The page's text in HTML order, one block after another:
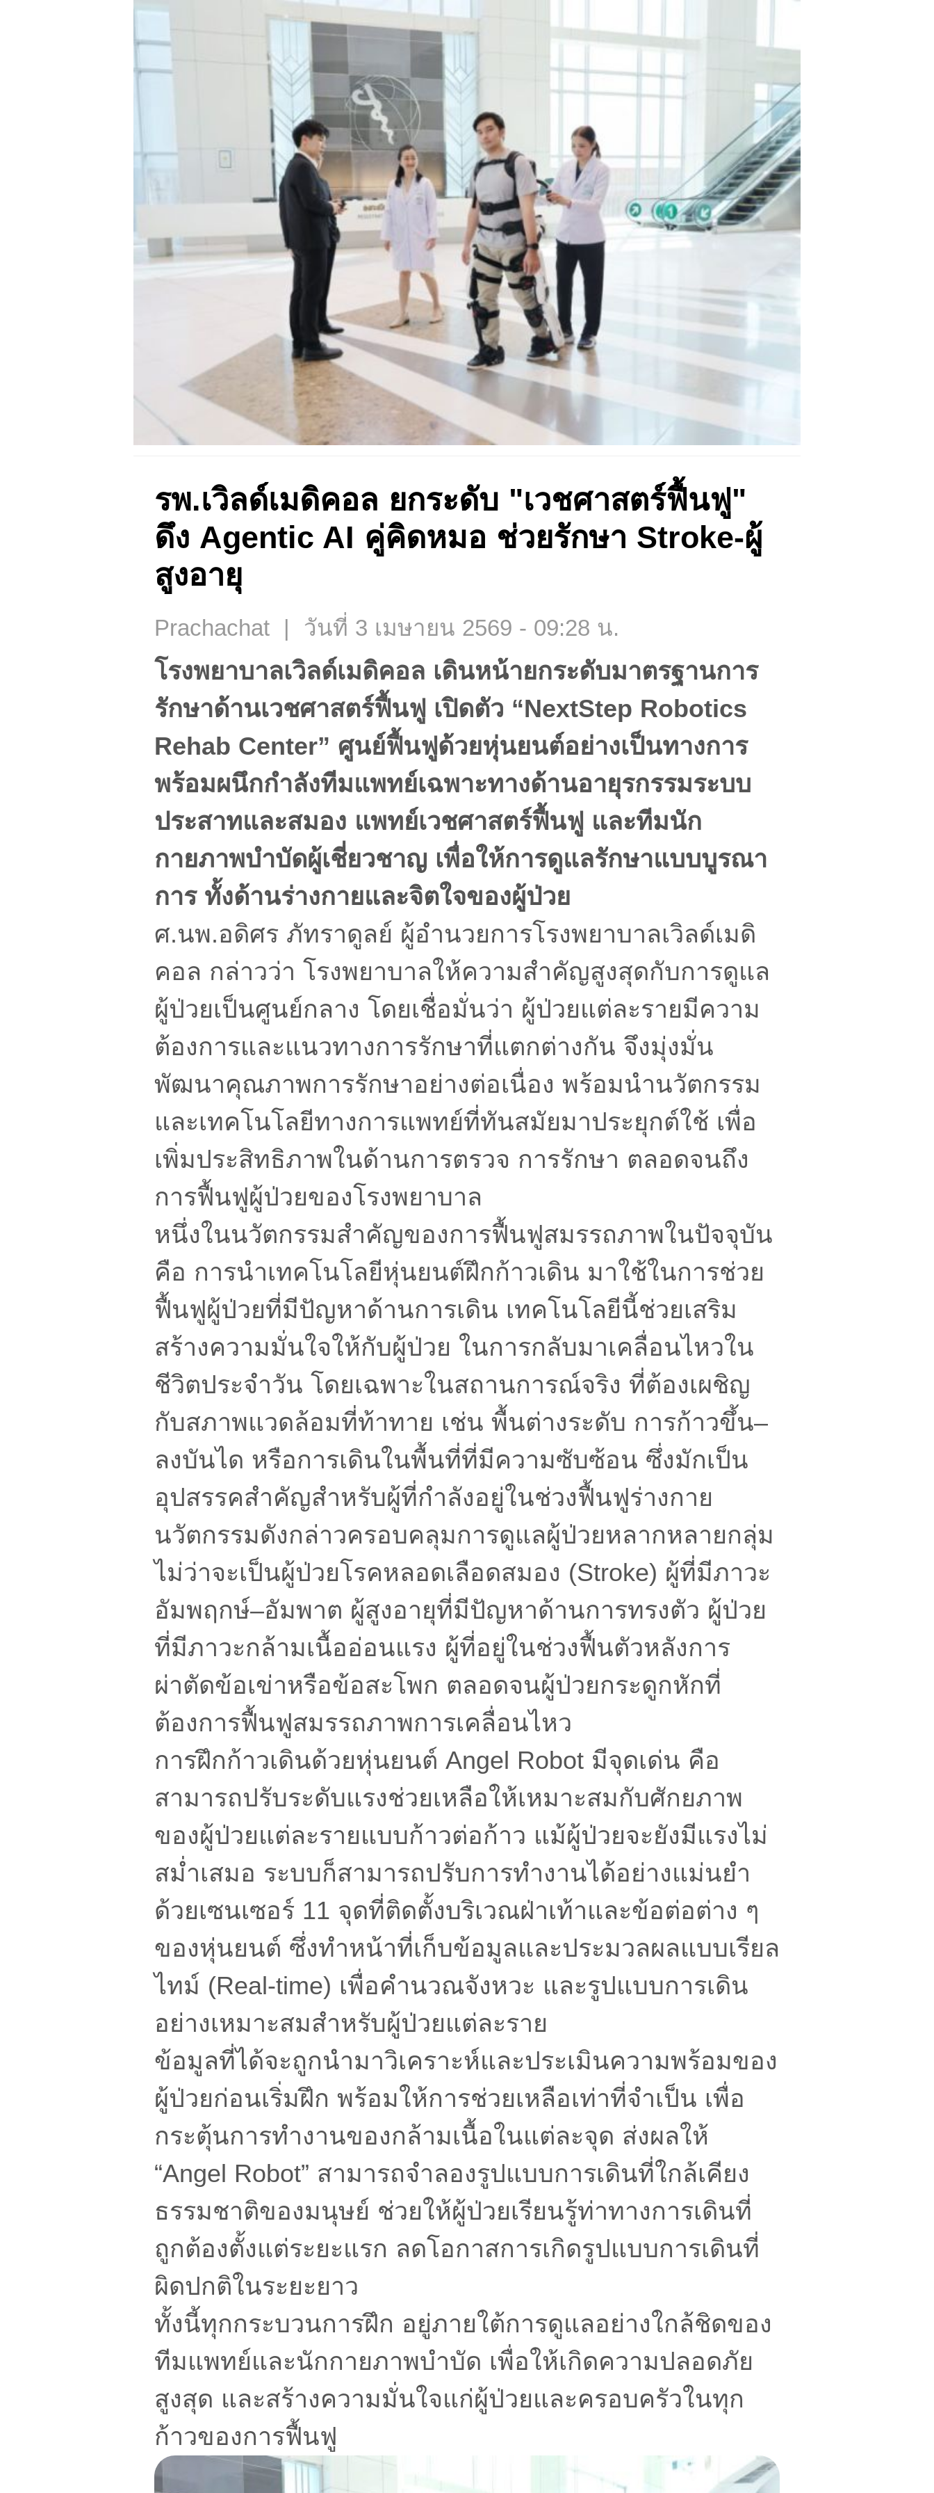
รพ.เวิลด์เมดิคอล ยกระดับ "เวชศาสตร์ฟื้นฟู"
ดึง Agentic AI คู่คิดหมอ ช่วยรักษา Stroke-ผู้
สูงอายุ
Prachachat | วันที่ 3 เมษายน 2569 - 09:28 น.
โรงพยาบาลเวิลด์เมดิคอล เดินหน้ายกระดับมาตรฐานการ
รักษาด้านเวชศาสตร์ฟื้นฟู เปิดตัว “NextStep Robotics
Rehab Center” ศูนย์ฟื้นฟูด้วยหุ่นยนต์อย่างเป็นทางการ
พร้อมผนึกกำลังทีมแพทย์เฉพาะทางด้านอายุรกรรมระบบ
ประสาทและสมอง แพทย์เวชศาสตร์ฟื้นฟู และทีมนัก
กายภาพบำบัดผู้เชี่ยวชาญ เพื่อให้การดูแลรักษาแบบบูรณา
การ ทั้งด้านร่างกายและจิตใจของผู้ป่วย
ศ.นพ.อดิศร ภัทราดูลย์ ผู้อำนวยการโรงพยาบาลเวิลด์เมดิ
คอล กล่าวว่า โรงพยาบาลให้ความสำคัญสูงสุดกับการดูแล
ผู้ป่วยเป็นศูนย์กลาง โดยเชื่อมั่นว่า ผู้ป่วยแต่ละรายมีความ
ต้องการและแนวทางการรักษาที่แตกต่างกัน จึงมุ่งมั่น
พัฒนาคุณภาพการรักษาอย่างต่อเนื่อง พร้อมนำนวัตกรรม
และเทคโนโลยีทางการแพทย์ที่ทันสมัยมาประยุกต์ใช้ เพื่อ
เพิ่มประสิทธิภาพในด้านการตรวจ การรักษา ตลอดจนถึง
การฟื้นฟูผู้ป่วยของโรงพยาบาล
หนึ่งในนวัตกรรมสำคัญของการฟื้นฟูสมรรถภาพในปัจจุบัน
คือ การนำเทคโนโลยีหุ่นยนต์ฝึกก้าวเดิน มาใช้ในการช่วย
ฟื้นฟูผู้ป่วยที่มีปัญหาด้านการเดิน เทคโนโลยีนี้ช่วยเสริม
สร้างความมั่นใจให้กับผู้ป่วย ในการกลับมาเคลื่อนไหวใน
ชีวิตประจำวัน โดยเฉพาะในสถานการณ์จริง ที่ต้องเผชิญ
กับสภาพแวดล้อมที่ท้าทาย เช่น พื้นต่างระดับ การก้าวขึ้น–
ลงบันได หรือการเดินในพื้นที่ที่มีความซับซ้อน ซึ่งมักเป็น
อุปสรรคสำคัญสำหรับผู้ที่กำลังอยู่ในช่วงฟื้นฟูร่างกาย
นวัตกรรมดังกล่าวครอบคลุมการดูแลผู้ป่วยหลากหลายกลุ่ม
ไม่ว่าจะเป็นผู้ป่วยโรคหลอดเลือดสมอง (Stroke) ผู้ที่มีภาวะ
อัมพฤกษ์–อัมพาต ผู้สูงอายุที่มีปัญหาด้านการทรงตัว ผู้ป่วย
ที่มีภาวะกล้ามเนื้ออ่อนแรง ผู้ที่อยู่ในช่วงฟื้นตัวหลังการ
ผ่าตัดข้อเข่าหรือข้อสะโพก ตลอดจนผู้ป่วยกระดูกหักที่
ต้องการฟื้นฟูสมรรถภาพการเคลื่อนไหว
การฝึกก้าวเดินด้วยหุ่นยนต์ Angel Robot มีจุดเด่น คือ
สามารถปรับระดับแรงช่วยเหลือให้เหมาะสมกับศักยภาพ
ของผู้ป่วยแต่ละรายแบบก้าวต่อก้าว แม้ผู้ป่วยจะยังมีแรงไม่
สม่ำเสมอ ระบบก็สามารถปรับการทำงานได้อย่างแม่นยำ
ด้วยเซนเซอร์ 11 จุดที่ติดตั้งบริเวณฝ่าเท้าและข้อต่อต่าง ๆ
ของหุ่นยนต์ ซึ่งทำหน้าที่เก็บข้อมูลและประมวลผลแบบเรียล
ไทม์ (Real-time) เพื่อคำนวณจังหวะ และรูปแบบการเดิน
อย่างเหมาะสมสำหรับผู้ป่วยแต่ละราย
ข้อมูลที่ได้จะถูกนำมาวิเคราะห์และประเมินความพร้อมของ
ผู้ป่วยก่อนเริ่มฝึก พร้อมให้การช่วยเหลือเท่าที่จำเป็น เพื่อ
กระตุ้นการทำงานของกล้ามเนื้อในแต่ละจุด ส่งผลให้
“Angel Robot” สามารถจำลองรูปแบบการเดินที่ใกล้เคียง
ธรรมชาติของมนุษย์ ช่วยให้ผู้ป่วยเรียนรู้ท่าทางการเดินที่
ถูกต้องตั้งแต่ระยะแรก ลดโอกาสการเกิดรูปแบบการเดินที่
ผิดปกติในระยะยาว
ทั้งนี้ทุกกระบวนการฝึก อยู่ภายใต้การดูแลอย่างใกล้ชิดของ
ทีมแพทย์และนักกายภาพบำบัด เพื่อให้เกิดความปลอดภัย
สูงสุด และสร้างความมั่นใจแก่ผู้ป่วยและครอบครัวในทุก
ก้าวของการฟื้นฟู